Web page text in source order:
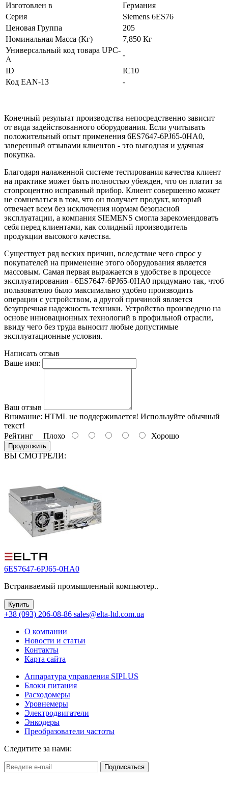
Изготовлен в
Германия
Серия
Siemens 6ES76
Ценовая Группа
205
Номинальная Масса (Кг)
7,850 Кг
Универсальный код товара UPC-
A
-
ID
IC10
Код EAN-13
-
Конечный результат производства непосредственно зависит
от вида задействованного оборудования. Если учитывать
положительный опыт применения 6ES7647-6PJ65-0HA0,
заверенный отзывами клиентов - это выгодная и удачная
покупка.
Благодаря налаженной системе тестирования качества клиент
на практике может быть полностью убежден, что он платит за
стопроцентно исправный прибор. Клиент совершенно может
не сомневаться в том, что он получает продукт, который
отвечает всем без исключения нормам безопасной
эксплуатации, а компания SIEMENS смогла зарекомендовать
себя перед клиентами, как солидный производитель
продукции высокого качества.
Существует ряд веских причин, вследствие чего спрос у
покупателей на применение этого оборудования является
массовым. Самая первая выражается в удобстве в процессе
эксплуатирования - 6ES7647-6PJ65-0HA0 придумано так, чтоб
пользователю было максимально удобно производить
операции с устройством, а другой причиной является
безупречная надежность техники. Устройство произведено на
основе инновационных технологий в профильной отрасли,
ввиду чего без труда выносит любые допустимые
эксплуатационные условия.
Написать отзыв
Ваше имя:
Ваш отзыв
Внимание: HTML не поддерживается! Используйте обычный
текст!
Рейтинг Плохо Хорошо
Продолжить
ВЫ СМОТРЕЛИ:
6ES7647-6PJ65-0HA0
Встраиваемый промышленный компьютер..
Купить
+38 (093) 206-08-86 sales@elta-ltd.com.ua
О компании
Новости и статьи
Контакты
Карта сайта
Аппаратура управления SIPLUS
Блоки питания
Расходомеры
Уровнемеры
Электродвигатели
Энкодеры
Преобразователи частоты
Следитите за нами:
Подписаться